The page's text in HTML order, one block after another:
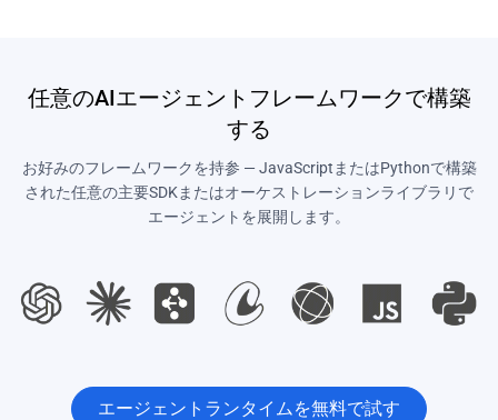
任意のAIエージェントフレームワークで構築
する
お好みのフレームワークを持参 — JavaScriptまたはPythonで構築
された任意の主要SDKまたはオーケストレーションライブラリで
エージェントを展開します。
エージェントランタイムを無料で試す